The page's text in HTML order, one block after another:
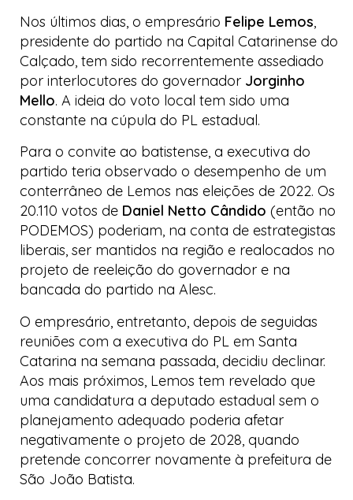
Nos últimos dias, o empresário Felipe Lemos,
presidente do partido na Capital Catarinense do
Calçado, tem sido recorrentemente assediado
por interlocutores do governador Jorginho
Mello. A ideia do voto local tem sido uma
constante na cúpula do PL estadual.
Para o convite ao batistense, a executiva do
partido teria observado o desempenho de um
conterrâneo de Lemos nas eleições de 2022. Os
20.110 votos de Daniel Netto Cândido (então no
PODEMOS) poderiam, na conta de estrategistas
liberais, ser mantidos na região e realocados no
projeto de reeleição do governador e na
bancada do partido na Alesc.
O empresário, entretanto, depois de seguidas
reuniões com a executiva do PL em Santa
Catarina na semana passada, decidiu declinar.
Aos mais próximos, Lemos tem revelado que
uma candidatura a deputado estadual sem o
planejamento adequado poderia afetar
negativamente o projeto de 2028, quando
pretende concorrer novamente à prefeitura de
São João Batista.